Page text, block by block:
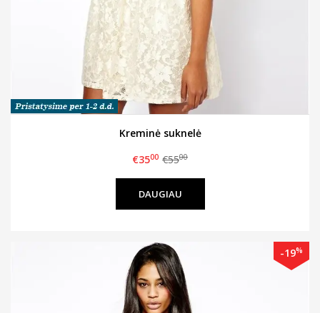
Kreminė suknelė
€3500 €5500
DAUGIAU
-19%